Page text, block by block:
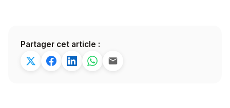
Partager cet article :